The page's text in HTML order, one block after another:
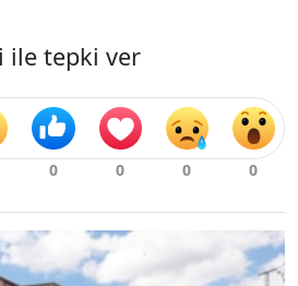
ile tepki ver